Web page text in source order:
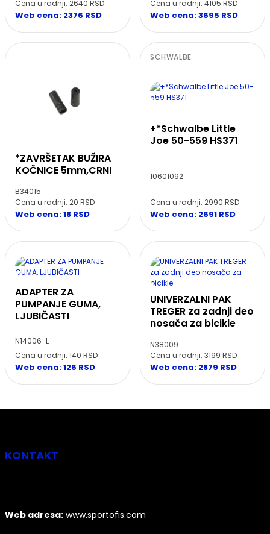
Cena u radnji: 2640 RSD
Web cena: 2376 RSD
Cena u radnji: 4105 RSD
Web cena: 3695 RSD
*ZAVRŠETAK BUŽIRA
KOČNICE 5mm,CRNI
B34015
Cena u radnji: 20 RSD
Web cena: 18 RSD
SCHWALBE
+*Schwalbe Little
Joe 50-559 HS371
10601092
Cena u radnji: 2990 RSD
Web cena: 2691 RSD
ADAPTER ZA
PUMPANJE GUMA,
LJUBIČASTI
N14006-L
Cena u radnji: 140 RSD
Web cena: 126 RSD
UNIVERZALNI PAK
TREGER za zadnji deo
nosača za bicikle
N38009
Cena u radnji: 3199 RSD
Web cena: 2879 RSD
KONTAKT
Web adresa: www.sportofis.com